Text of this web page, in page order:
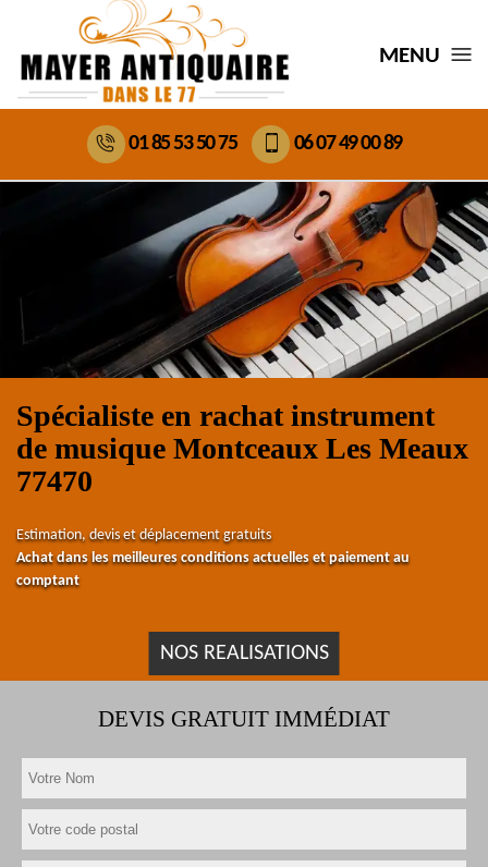
MENU
01 85 53 50 75 06 07 49 00 89
Spécialiste en rachat instrument
de musique Montceaux Les Meaux
77470
Estimation, devis et déplacement gratuits
Achat dans les meilleures conditions actuelles et paiement au
comptant
NOS REALISATIONS
DEVIS GRATUIT IMMÉDIAT